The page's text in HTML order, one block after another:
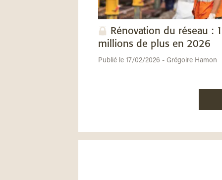
Rénovation du réseau :
millions de plus en 2026
Publié le 17/02/2026 - Grégoire Hamon